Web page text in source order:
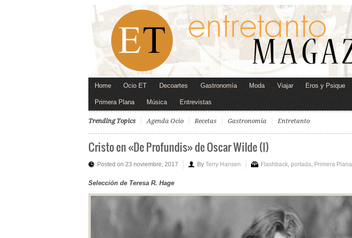
Home Ocio ET Decoartes Gastronomía Moda Viajar Eros y Psique
Primera Plana Música Entrevistas
Trending Topics Agenda Ocio Recetas Gastronomía Entretanto
Cristo en «De Profundis» de Oscar Wilde (I)
Posted on 23 noviembre, 2017 By Terry Hansen Flashback portada Primera Plana
Selección de Teresa R. Hage